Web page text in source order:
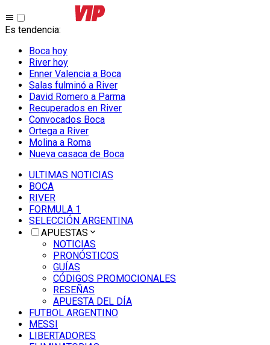
Es tendencia:
Boca hoy
River hoy
Enner Valencia a Boca
Salas fulminó a River
David Romero a Parma
Recuperados en River
Convocados Boca
Ortega a River
Molina a Roma
Nueva casaca de Boca
ULTIMAS NOTICIAS
BOCA
RIVER
FORMULA 1
SELECCIÓN ARGENTINA
APUESTAS
NOTICIAS
PRONÓSTICOS
GUÍAS
CÓDIGOS PROMOCIONALES
RESEÑAS
APUESTA DEL DÍA
FUTBOL ARGENTINO
MESSI
LIBERTADORES